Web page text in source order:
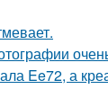
Ee72, а